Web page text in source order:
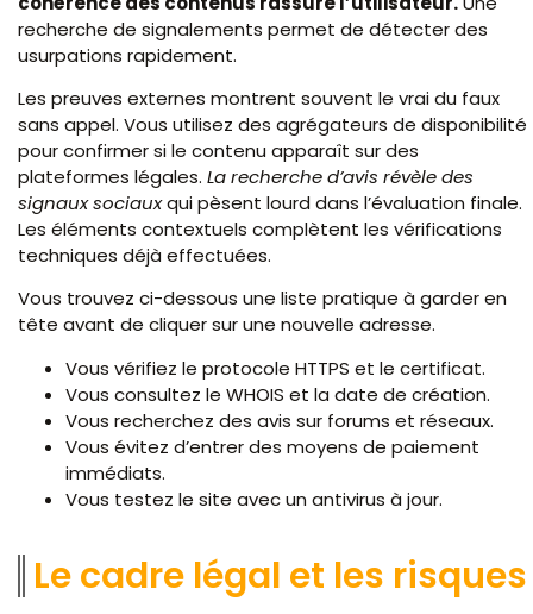
recherche de signalements permet de détecter des
usurpations rapidement.
Les preuves externes montrent souvent le vrai du faux
sans appel. Vous utilisez des agrégateurs de disponibilité
pour confirmer si le contenu apparaît sur des
plateformes légales. La recherche d’avis révèle des
signaux sociauxqui pèsent lourd dans l’évaluation finale.
Les éléments contextuels complètent les vérifications
techniques déjà effectuées.
Vous trouvez ci-dessous une liste pratique à garder en
tête avant de cliquer sur une nouvelle adresse.
Vous vérifiez le protocole HTTPS et le certificat.
Vous consultez le WHOIS et la date de création.
Vous recherchez des avis sur forums et réseaux.
Vous évitez d’entrer des moyens de paiement
immédiats.
Vous testez le site avec un antivirus à jour.
Le cadre légal et les risques